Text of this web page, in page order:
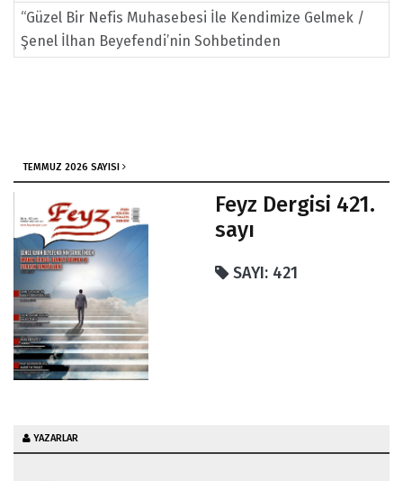
“Güzel Bir Nefis Muhasebesi İle Kendimize Gelmek /
Şenel İlhan Beyefendi’nin Sohbetinden
TEMMUZ 2026 SAYISI
Feyz Dergisi 421.
sayı
SAYI: 421
YAZARLAR